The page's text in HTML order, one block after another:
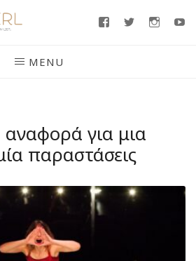
FacebookTwitter
MENU
αναφορά για μια
παραστάσεις